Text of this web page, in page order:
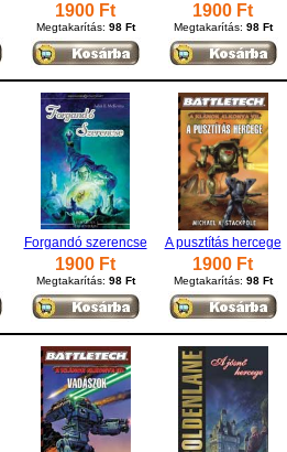
1900 Ft
Megtakarítás: 98 Ft
1900 Ft
Megtakarítás: 98 Ft
Forgandó szerencse A pusztítás hercege
1900 Ft
Megtakarítás: 98 Ft
1900 Ft
Megtakarítás: 98 Ft